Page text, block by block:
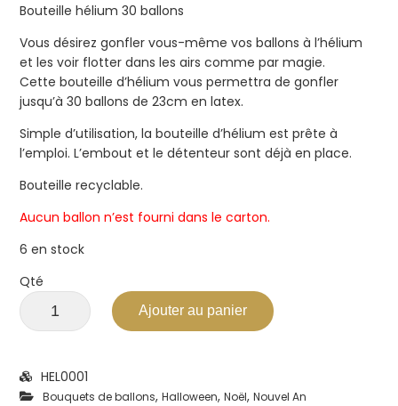
Bouteille hélium 30 ballons
Vous désirez gonfler vous-même vos ballons à l’hélium
et les voir flotter dans les airs comme par magie.
Cette bouteille d’hélium vous permettra de gonfler
jusqu’à 30 ballons de 23cm en latex.
Simple d’utilisation, la bouteille d’hélium est prête à
l’emploi. L’embout et le détenteur sont déjà en place.
Bouteille recyclable.
Aucun ballon n’est fourni dans le carton.
6 en stock
Qté
Ajouter au panier
HEL0001
Bouquets de ballons,Halloween,Noël,Nouvel An